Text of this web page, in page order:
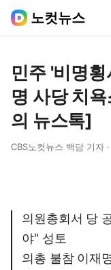
노컷뉴스
민주 '비명
명 사당 치
의 뉴스톡]
CBS노컷뉴스 백담 기자
의원총회서 당
야" 성토
의총 불참 이재